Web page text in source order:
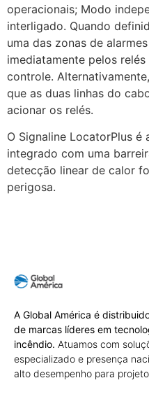
operacionais; Modo
interligado. Quando
uma das zonas de
imediatamente pelos
controle.
que as duas linhas do
acionar os relés.
O Signaline LocatorPlus
integrado com uma
detecção linear de calor
perigosa.
A Global América é
de marcas líderes em
incêndio. Atuamos com
especializado e presença
alto desempenho para